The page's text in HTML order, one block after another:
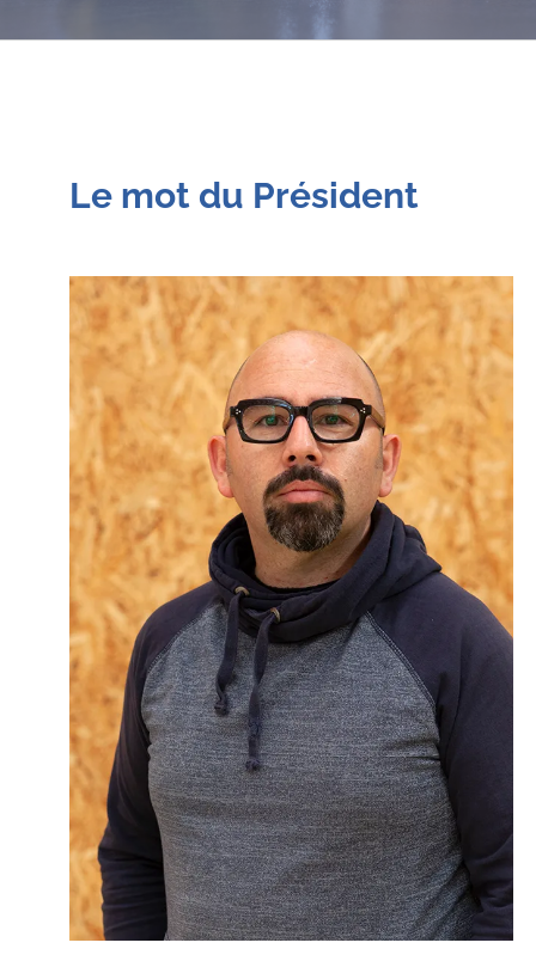
Le mot du Président